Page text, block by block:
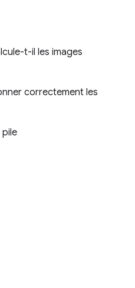
t-il les images
correctement les
pile